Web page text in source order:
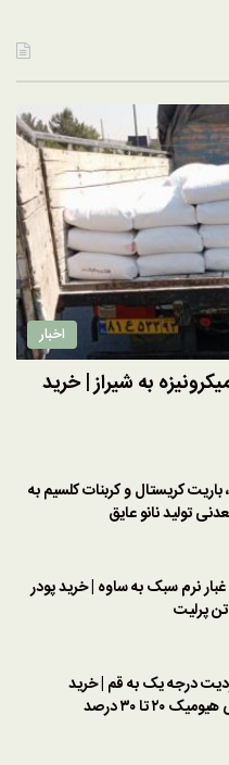
اخبار
میکرونیزه به شیراز | خرید
باریت کریستال و کربنات کلسیم به
تولید نانو عایق
غبار نرم سبک به ساوه | خرید پودر
پرلیت
لئوناردیت درجه یک به قم | خرید
تا ۳۰ درصد